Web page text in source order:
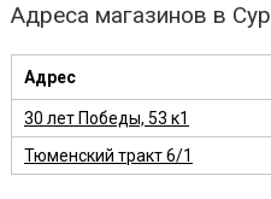
Адреса магазинов в
Адрес
30 лет Победы, 53 к1
Тюменский тракт 6/1